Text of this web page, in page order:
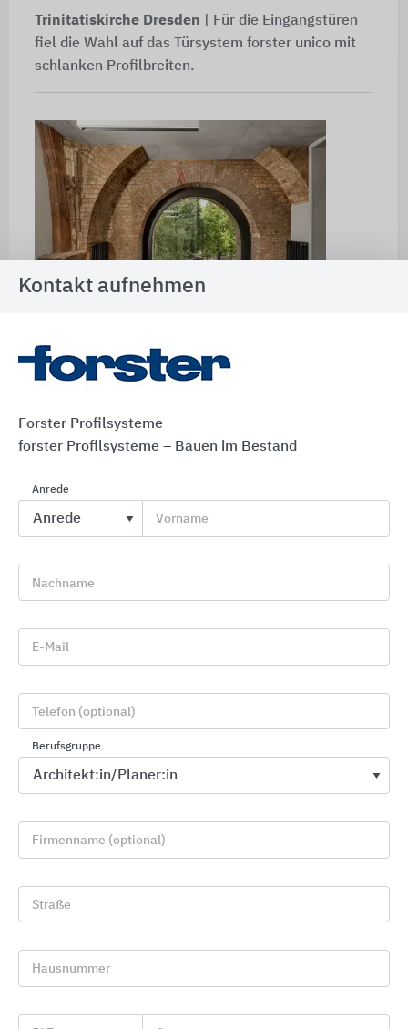
Trinitatiskirche Dresden | Für die Eingangstüren
fiel die Wahl auf das Türsystem forster unico mit
schlanken Profilbreiten.
Profilsysteme verbinden klare Ästhetik mit
moderner Technologie und Energieeffizienz. Die
mit Rundbogen fügen sich gut in die vorhandene
Bausubstanz ein.
Weitere Informationen:Trinitatiskirche
Verwendete Profilsysteme: forster unico|forster
Bahnhof von Saint-Omer |
Energieeffizienz als zentraler
Aspekt bei der Renovierung eines
Baudenkmals
Kontakt aufnehmen
Forster Profilsysteme
forster Profilsysteme – Bauen im Bestand
Anrede
Vorname
Nachname
E-Mail
Telefon (optional)
Berufsgruppe
Firmenname (optional)
Straße
Hausnummer